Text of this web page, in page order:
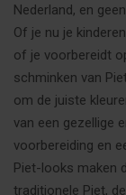
Nederland, en
Of je nu je
of je voorbereidt
schminken van
om de juiste
van een gezellige
voorbereiding en
Piet-looks maken
traditionele Piet,